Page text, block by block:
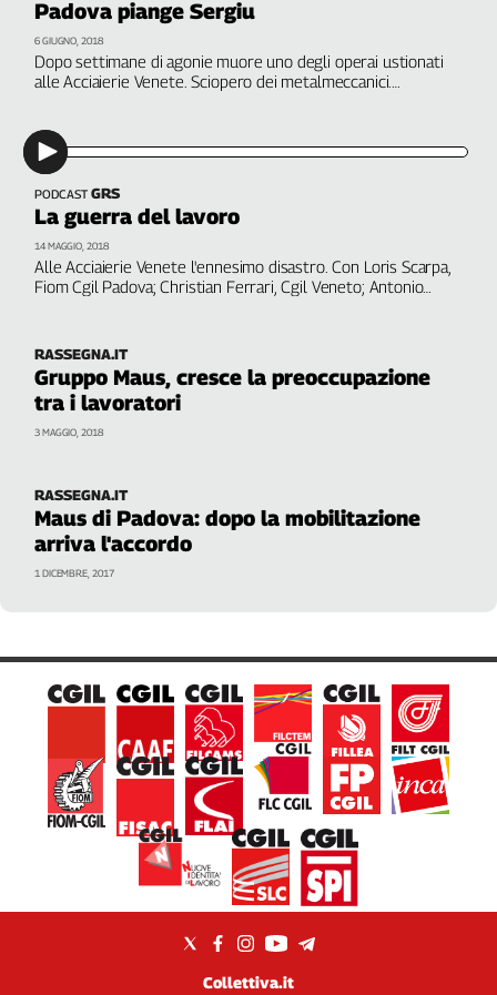
L'Italia
nel
Lavoro
Abruzzo-
Molise
Alto
Basilicata
Calabria
Emilia-
Romagna
Friuli
Liguria
Lombardia
Toscana
Umbria
D'Aosta
Storico
Padova piange Sergiu
Dopo settimane di agonie muore uno degli operai ustionati
alle Acciaierie Venete. Sciopero dei metalmeccanici.
6 GIUGNO, 2018
PODCAST GRS
La guerra del lavoro
Alle Acciaierie Venete l'ennesimo disastro. Con Loris Scarpa,
Fiom Cgil Padova; Christian Ferrari, Cgil Veneto; Antonio
14 MAGGIO, 2018
RASSEGNA.IT
Gruppo Maus, cresce la preoccupazione
tra i lavoratori
3 MAGGIO, 2018
RASSEGNA.IT
Maus di Padova: dopo la mobilitazione
arriva l'accordo
1 DICEMBRE, 2017
Collettiva.it